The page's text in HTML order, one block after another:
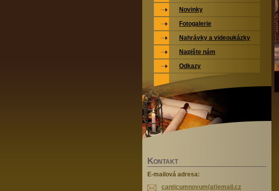
Novinky
Fotogalerie
Nahrávky a videoukázky
Napište nám
Odkazy
KONTAKT
E-mailová adresa:
canticumnovum(at)email.cz